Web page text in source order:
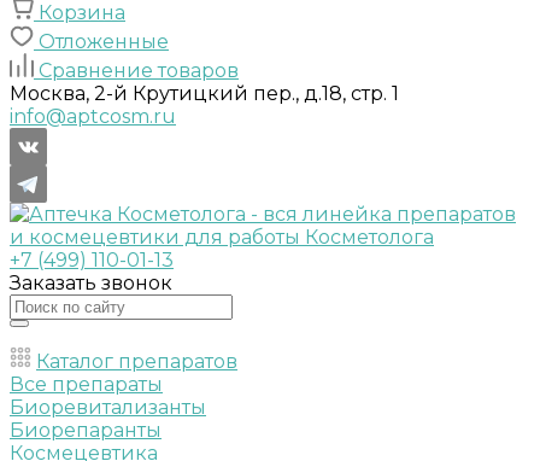
Корзина
Отложенные
Сравнение товаров
Москва, 2-й Крутицкий пер., д.18, стр. 1
info@aptcosm.ru
+7 (499) 110-01-13
Заказать звонок
Каталог препаратов
Все препараты
Биоревитализанты
Биорепаранты
Космецевтика